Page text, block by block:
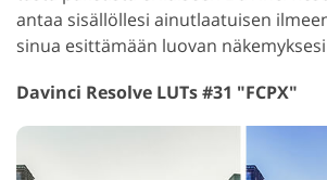
antaa sisällöllesi ainutlaatuisen
sinua esittämään luovan
Davinci Resolve LUTs #31 "FCPX"